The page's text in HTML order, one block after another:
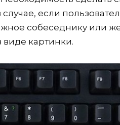
если
собеседнику или
картинки.